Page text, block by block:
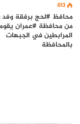
613
محافظ #لحج برفقة
من محافظة #عمران يقوم
المرابطين في الجبهات
بالمحافظة